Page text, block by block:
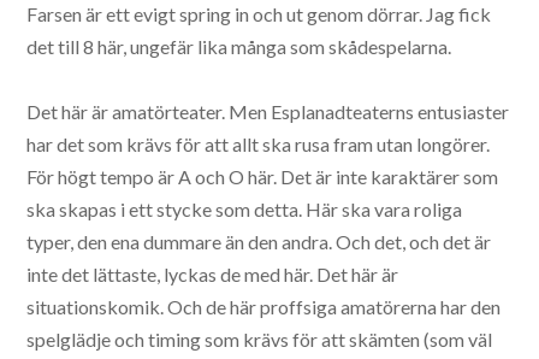
Farsen är ett evigt spring in och ut genom dörrar. Jag fick
det till 8 här, ungefär lika många som skådespelarna.
Det här är amatörteater. Men Esplanadteaterns entusiaster
har det som krävs för att allt ska rusa fram utan longörer.
För högt tempo är A och O här. Det är inte karaktärer som
ska skapas i ett stycke som detta. Här ska vara roliga
typer, den ena dummare än den andra. Och det, och det är
inte det lättaste, lyckas de med här. Det här är
situationskomik. Och de här proffsiga amatörerna har den
spelglädje och timing som krävs för att skämten (som väl